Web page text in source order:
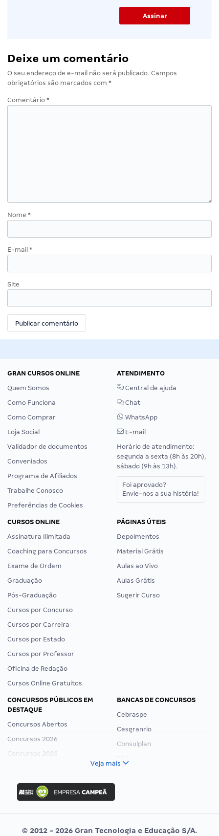
Deixe um comentário
O seu endereço de e-mail não será publicado. Campos
obrigatórios são marcados com *
Comentário *
Nome *
E-mail *
Site
GRAN CURSOS ONLINE
Quem Somos
Como Funciona
Como Comprar
Loja Social
Validador de documentos
Conveniados
Programa de Afiliados
Trabalhe Conosco
Preferências de Cookies
ATENDIMENTO
Central de ajuda
Chat
WhatsApp
E-mail
Horário de atendimento:
segunda a sexta (8h às 20h),
sábado (9h às 13h).
Foi aprovado?
Envie-nos a sua história!
CURSOS ONLINE
Assinatura Ilimitada
Coaching para Concursos
Exame de Ordem
Graduação
Pós-Graduação
Cursos por Concurso
Cursos por Carreira
Cursos por Estado
Cursos por Professor
Oficina de Redação
Cursos Online Gratuitos
PÁGINAS ÚTEIS
Depoimentos
Material Grátis
Aulas ao Vivo
Aulas Grátis
Sugerir Curso
CONCURSOS PÚBLICOS EM
DESTAQUE
Concursos Abertos
Concursos 2026
Concursos 2025
Concurso Nacional Unificado
Concurso Ibama
Concurso MPU
Editais publicados
BANCAS DE CONCURSOS
Cebraspe
Cesgranrio
Consulplan
Vunesp
Veja mais
© 2012 - 2026 Gran Tecnologia e Educação S/A.